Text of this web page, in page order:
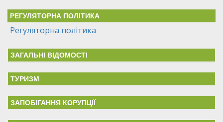
РЕГУЛЯТОРНА ПОЛІТИКА
Регуляторна політика
ЗАГАЛЬНІ ВІДОМОСТІ
ТУРИЗМ
ЗАПОБІГАННЯ КОРУПЦІЇ